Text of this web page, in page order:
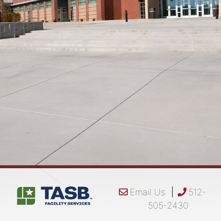
Email Us
512-
505-2430